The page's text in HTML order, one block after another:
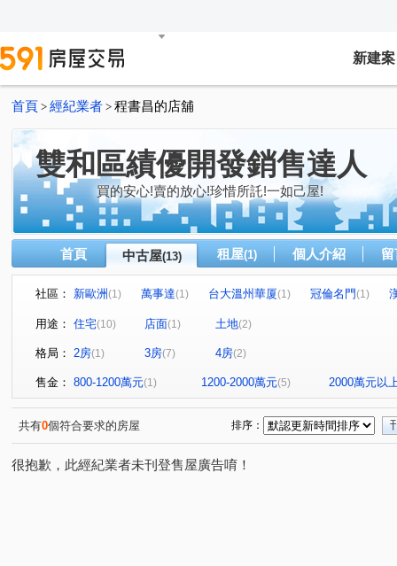
新建案
首頁 > 經紀業者 > 程書昌的店舖
雙和區績優開發銷售達人
買的安心!賣的放心!珍惜所託!一如己屋!
首頁 中古屋(13) 租屋(1) 個人介紹
社區： 新歐洲(1) 萬事達(1) 台大溫州華厦(1) 冠倫名門(1)
景新華廈
東寧路二段
景新街
用途： 住宅(10) 店面(1) 土地(2)
格局： 2房(1) 3房(7) 4房(2)
售金： 800-1200萬元(1) 1200-2000萬元(5) 2000萬元以
共有0個符合要求的房屋 排序：
很抱歉，此經紀業者未刊登售屋廣告唷！